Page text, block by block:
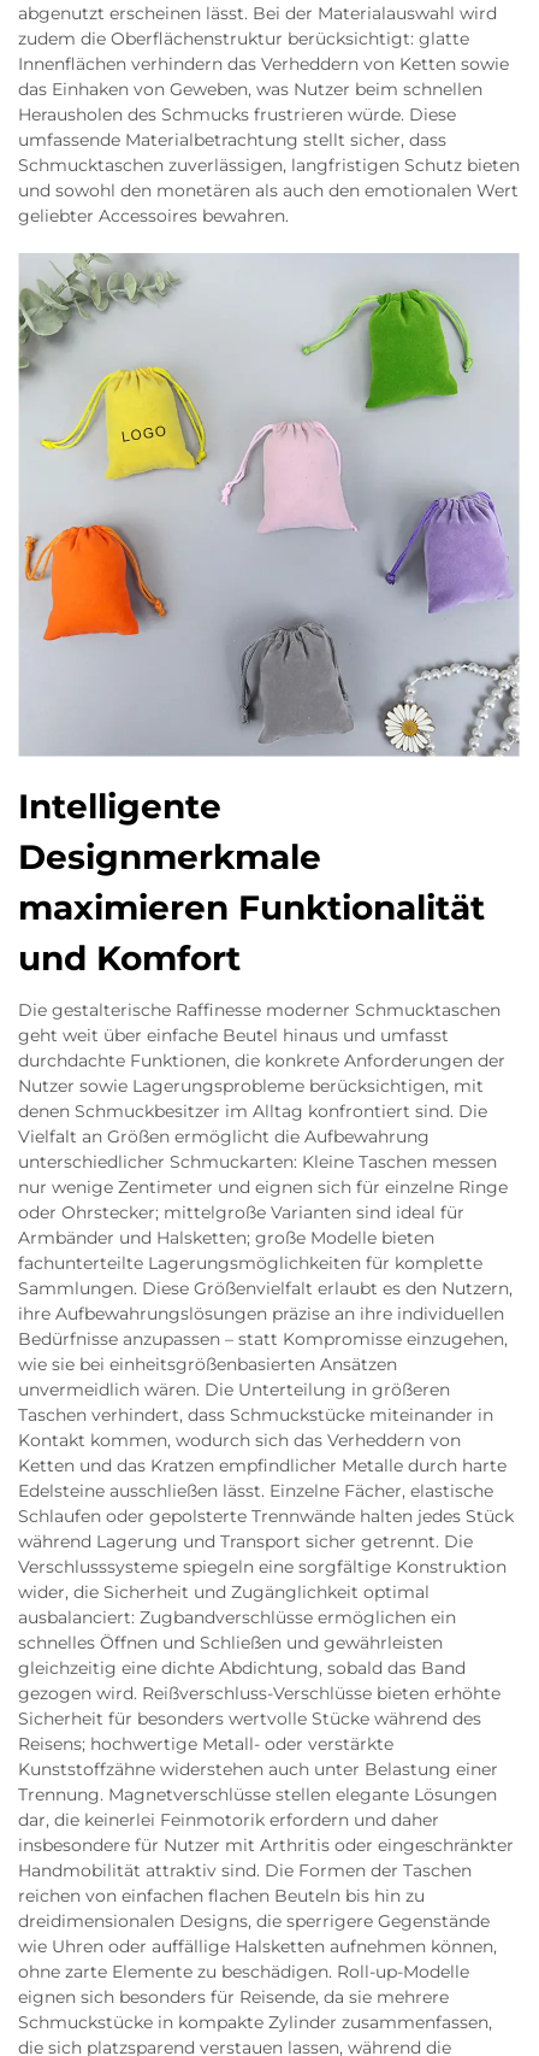
abgenutzt erscheinen lässt. Bei der Materialauswahl wird
zudem die Oberflächenstruktur berücksichtigt: glatte
Innenflächen verhindern das Verheddern von Ketten sowie
das Einhaken von Geweben, was Nutzer beim schnellen
Herausholen des Schmucks frustrieren würde. Diese
umfassende Materialbetrachtung stellt sicher, dass
Schmucktaschen zuverlässigen, langfristigen Schutz bieten
und sowohl den monetären als auch den emotionalen Wert
geliebter Accessoires bewahren.
Intelligente
Designmerkmale
maximieren Funktionalität
und Komfort
Die gestalterische Raffinesse moderner Schmucktaschen
geht weit über einfache Beutel hinaus und umfasst
durchdachte Funktionen, die konkrete Anforderungen der
Nutzer sowie Lagerungsprobleme berücksichtigen, mit
denen Schmuckbesitzer im Alltag konfrontiert sind. Die
Vielfalt an Größen ermöglicht die Aufbewahrung
unterschiedlicher Schmuckarten: Kleine Taschen messen
nur wenige Zentimeter und eignen sich für einzelne Ringe
oder Ohrstecker; mittelgroße Varianten sind ideal für
Armbänder und Halsketten; große Modelle bieten
fachunterteilte Lagerungsmöglichkeiten für komplette
Sammlungen. Diese Größenvielfalt erlaubt es den Nutzern,
ihre Aufbewahrungslösungen präzise an ihre individuellen
Bedürfnisse anzupassen – statt Kompromisse einzugehen,
wie sie bei einheitsgrößenbasierten Ansätzen
unvermeidlich wären. Die Unterteilung in größeren
Taschen verhindert, dass Schmuckstücke miteinander in
Kontakt kommen, wodurch sich das Verheddern von
Ketten und das Kratzen empfindlicher Metalle durch harte
Edelsteine ausschließen lässt. Einzelne Fächer, elastische
Schlaufen oder gepolsterte Trennwände halten jedes Stück
während Lagerung und Transport sicher getrennt. Die
Verschlusssysteme spiegeln eine sorgfältige Konstruktion
wider, die Sicherheit und Zugänglichkeit optimal
ausbalanciert: Zugbandverschlüsse ermöglichen ein
schnelles Öffnen und Schließen und gewährleisten
gleichzeitig eine dichte Abdichtung, sobald das Band
gezogen wird. Reißverschluss-Verschlüsse bieten erhöhte
Sicherheit für besonders wertvolle Stücke während des
Reisens; hochwertige Metall- oder verstärkte
Kunststoffzähne widerstehen auch unter Belastung einer
Trennung. Magnetverschlüsse stellen elegante Lösungen
dar, die keinerlei Feinmotorik erfordern und daher
insbesondere für Nutzer mit Arthritis oder eingeschränkter
Handmobilität attraktiv sind. Die Formen der Taschen
reichen von einfachen flachen Beuteln bis hin zu
dreidimensionalen Designs, die sperrigere Gegenstände
wie Uhren oder auffällige Halsketten aufnehmen können,
ohne zarte Elemente zu beschädigen. Roll-up-Modelle
eignen sich besonders für Reisende, da sie mehrere
Schmuckstücke in kompakte Zylinder zusammenfassen,
die sich platzsparend verstauen lassen, während die